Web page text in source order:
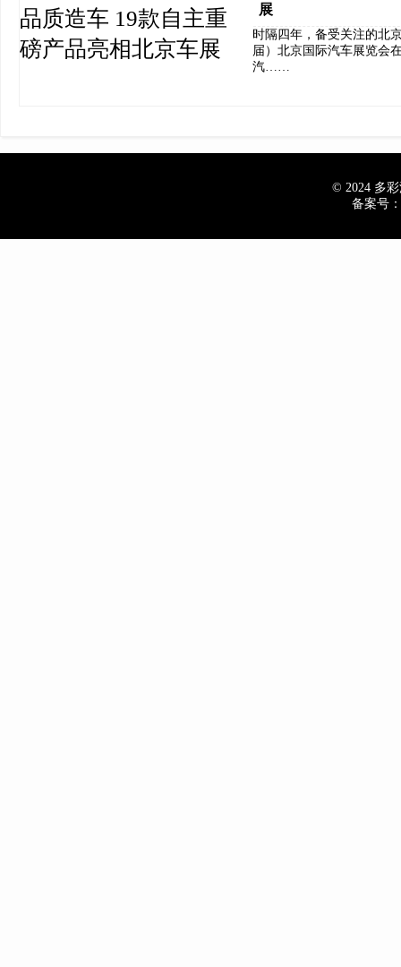
展
时隔四年，备受关注的北
届）北京国际汽车展览会
汽……
© 2024 多彩
备案号：